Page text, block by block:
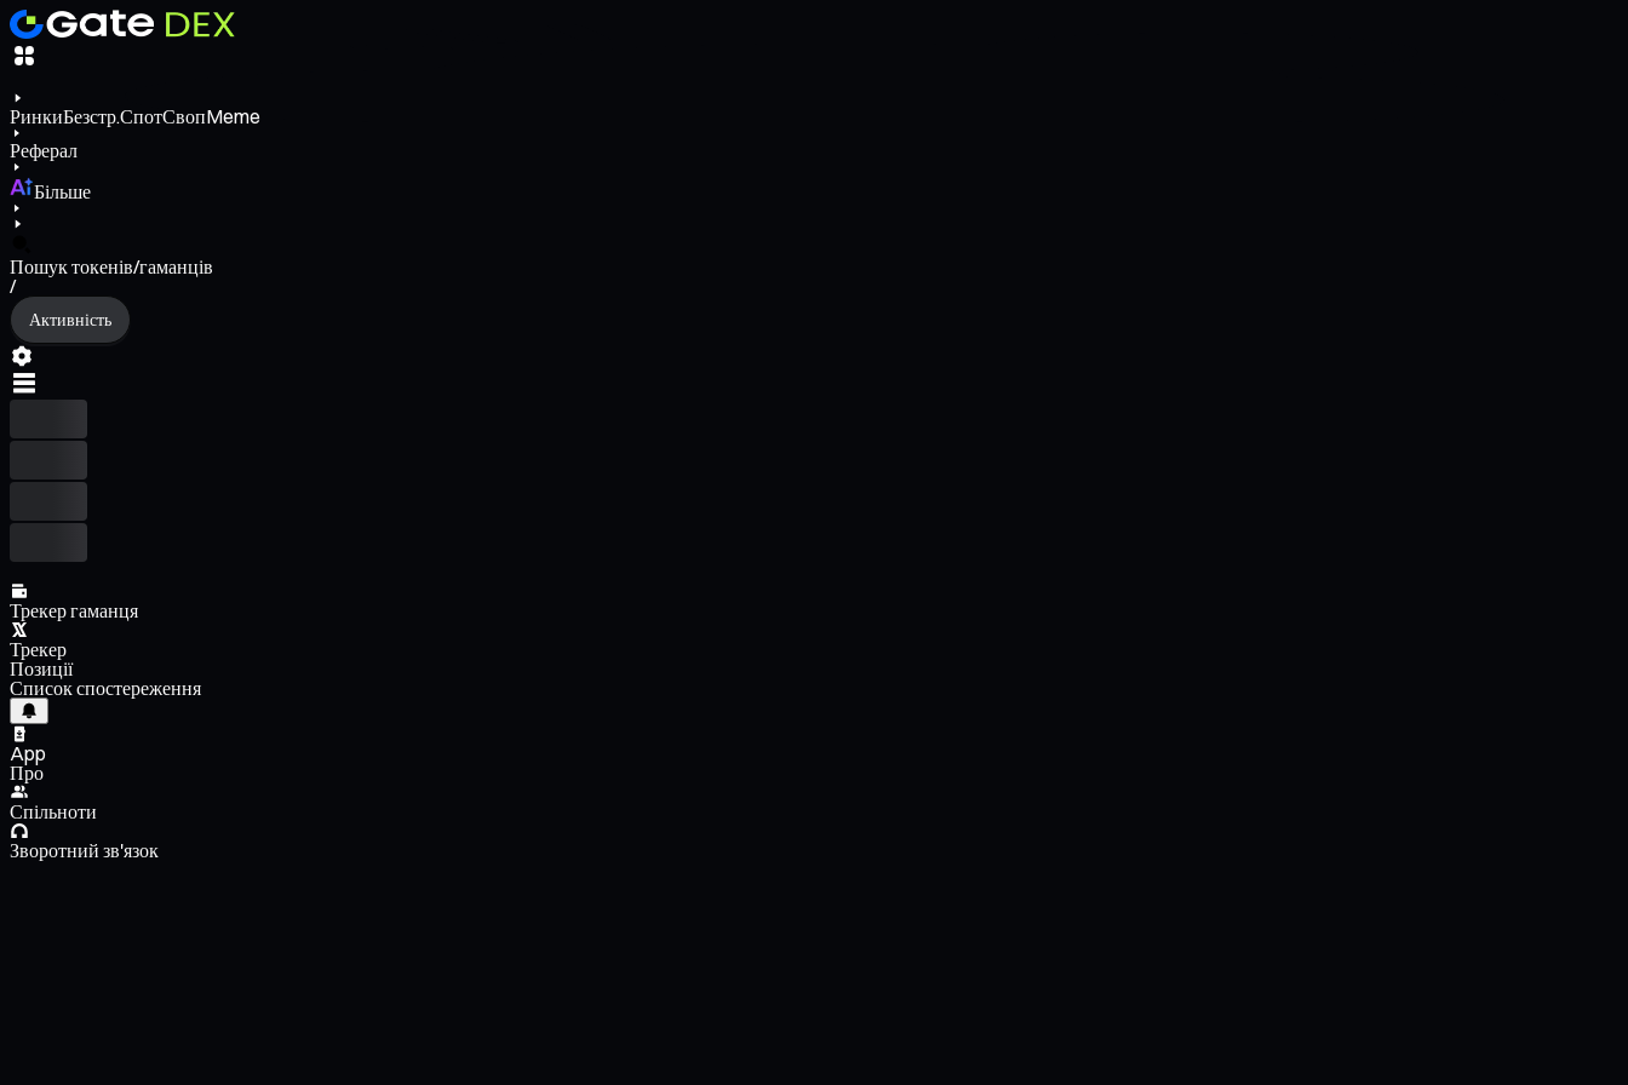
РинкиБезстр.СпотСвопMeme
Реферал
Більше
Пошук токенів/гаманців
/
Активність
Трекер гаманця
Трекер
Позиції
Список спостереження
App
Про
Спільноти
Зворотний зв'язок